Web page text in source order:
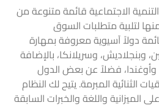
الاجتماعية قائمة متنوعة من
لتلبية متطلبات السوق
دولاً آسيوية معروفة بمهارة
وبنجلاديش، وسريلانكا، بالإضافة
فضلاً عن بعض الدول
الثنائية المبرمة. يتيح لك النظام
الميزانية واللغة والخبرات السابقة